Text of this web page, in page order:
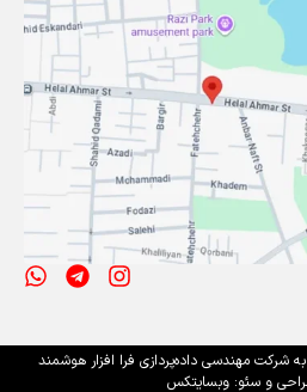
شرکت مهندسی داده‌پردازی فرا افزار هوشمند
و سئو: وبسایتکس